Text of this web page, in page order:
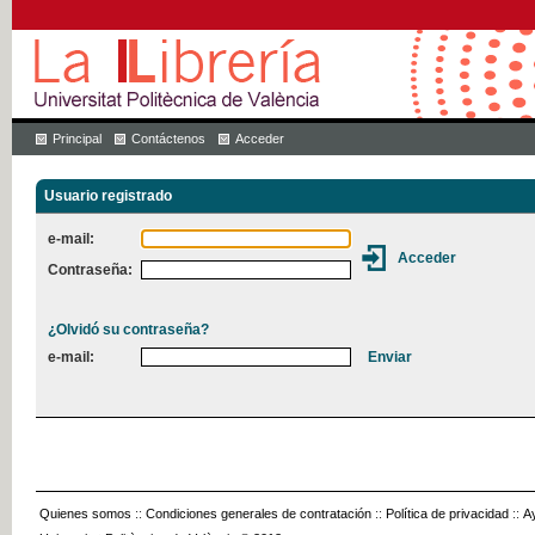
Principal Contáctenos Acceder
Usuario registrado
e-mail:
Contraseña:
¿Olvidó su contraseña?
e-mail:
Quienes somos :: Condiciones generales de contratación :: Política de privacidad ::